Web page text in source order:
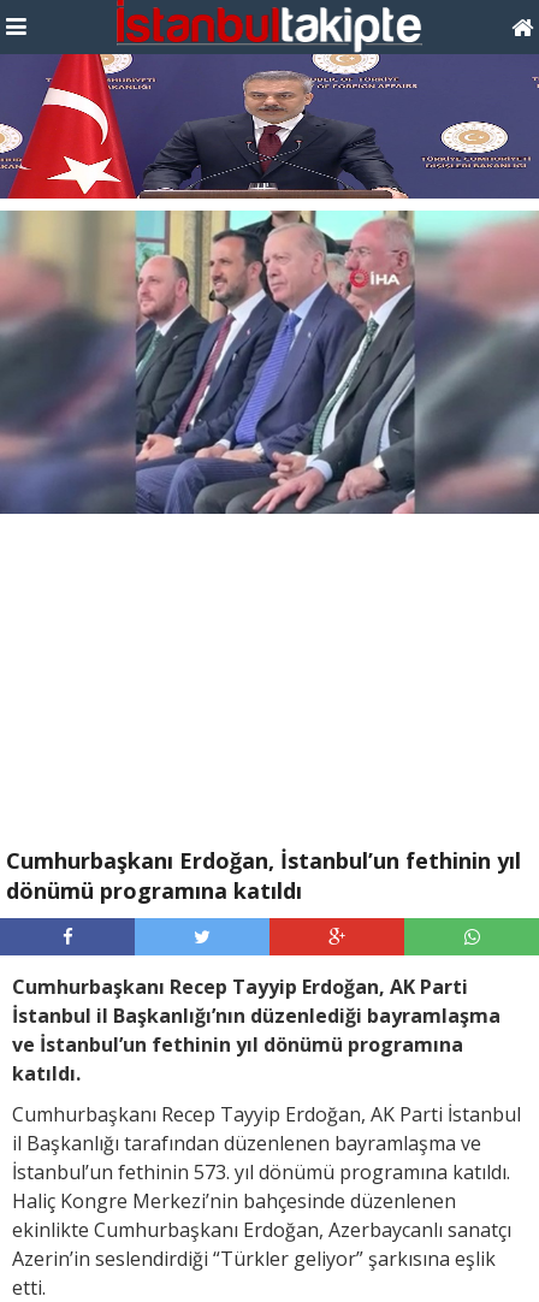
Cumhurbaşkanı Erdoğan, İstanbul’un fethinin yıl
dönümü programına katıldı
Cumhurbaşkanı Recep Tayyip Erdoğan, AK Parti
İstanbul il Başkanlığı’nın düzenlediği bayramlaşma
ve İstanbul’un fethinin yıl dönümü programına
katıldı.
Cumhurbaşkanı Recep Tayyip Erdoğan, AK Parti İstanbul
il Başkanlığı tarafından düzenlenen bayramlaşma ve
İstanbul’un fethinin 573. yıl dönümü programına katıldı.
Haliç Kongre Merkezi’nin bahçesinde düzenlenen
ekinlikte Cumhurbaşkanı Erdoğan, Azerbaycanlı sanatçı
Azerin’in seslendirdiği “Türkler geliyor” şarkısına eşlik
etti.